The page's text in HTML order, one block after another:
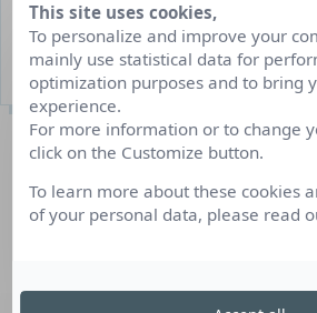
De janvier à mars les mercredis
4 poste(s) à pourvoir
Description du
– Sachant skier (ou snowboard)
– Veiller à la sécurité physique,
This site uses cookies,
To personalize and improve your
mainly use statistical data for
optimization purposes and to bring
experience.
For more information or to change
click on the Customize button.
To learn more about these cookies
of your personal data, please read